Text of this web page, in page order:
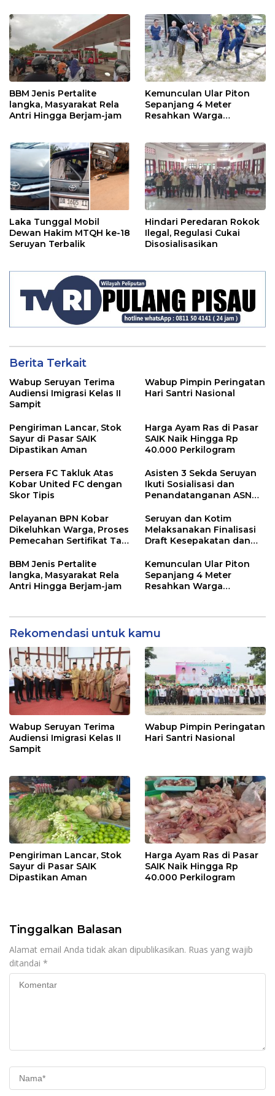
BBM Jenis Pertalite
langka, Masyarakat Rela
Antri Hingga Berjam-jam
Kemunculan Ular Piton
Sepanjang 4 Meter
Resahkan Warga
Laka Tunggal Mobil
Dewan Hakim MTQH ke-18
Seruyan Terbalik
Hindari Peredaran Rokok
Ilegal, Regulasi Cukai
Disosialisasikan
Berita Terkait
Wabup Seruyan Terima
Audiensi Imigrasi Kelas II
Sampit
Wabup Pimpin Peringatan
Hari Santri Nasional
Pengiriman Lancar, Stok
Sayur di Pasar SAIK
Dipastikan Aman
Harga Ayam Ras di Pasar
SAIK Naik Hingga Rp
40.000 Perkilogram
Persera FC Takluk Atas
Kobar United FC dengan
Skor Tipis
Asisten 3 Sekda Seruyan
Ikuti Sosialisasi dan
Penandatanganan ASN
Pelayanan BPN Kobar
Dikeluhkan Warga, Proses
Pemecahan Sertifikat Tak
Seruyan dan Kotim
Melaksanakan Finalisasi
Draft Kesepakatan dan
BBM Jenis Pertalite
langka, Masyarakat Rela
Antri Hingga Berjam-jam
Kemunculan Ular Piton
Sepanjang 4 Meter
Resahkan Warga
Rekomendasi untuk kamu
Wabup Seruyan Terima
Audiensi Imigrasi Kelas II
Sampit
Wabup Pimpin Peringatan
Hari Santri Nasional
Pengiriman Lancar, Stok
Sayur di Pasar SAIK
Dipastikan Aman
Harga Ayam Ras di Pasar
SAIK Naik Hingga Rp
40.000 Perkilogram
Tinggalkan Balasan
Alamat email Anda tidak akan dipublikasikan. Ruas yang wajib
ditandai *